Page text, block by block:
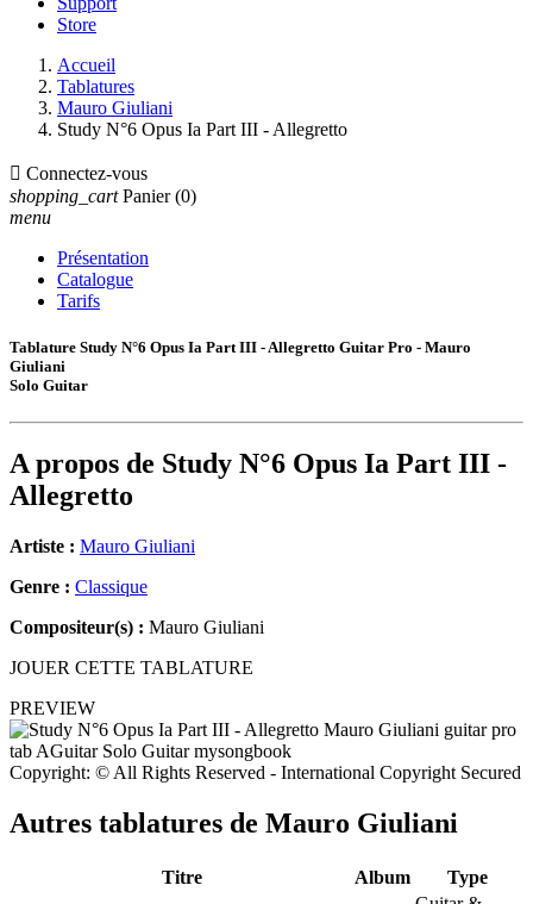
Store
Accueil
Tablatures
Mauro Giuliani
Study N°6 Opus Ia Part III - Allegretto
 Connectez-vous
shopping_cart Panier (0)
menu
Présentation
Catalogue
Tarifs
Tablature Study N°6 Opus Ia Part III - Allegretto Guitar Pro - Mauro
Giuliani
Solo Guitar
A propos de Study N°6 Opus Ia Part III -
Allegretto
Artiste : Mauro Giuliani
Genre : Classique
Compositeur(s) : Mauro Giuliani
JOUER CETTE TABLATURE
PREVIEW
Copyright: © All Rights Reserved - International Copyright Secured
Autres tablatures de Mauro Giuliani
Titre Album
Type